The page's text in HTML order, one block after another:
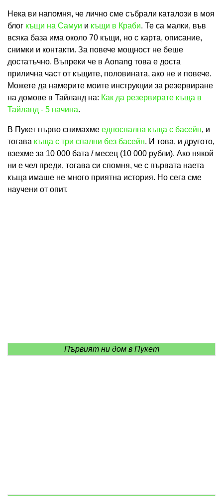
Нека ви напомня, че лично сме събрали каталози в моя
блог къщи на Самуи и къщи в Краби. Те са малки, във
всяка база има около 70 къщи, но с карта, описание,
снимки и контакти. За повече мощност не беше
достатъчно. Въпреки че в Aonang това е доста
прилична част от къщите, половината, ако не и повече.
Можете да намерите моите инструкции за резервиране
на домове в Тайланд на: Как да резервирате къща в
Тайланд - 5 начина.
В Пукет първо снимахме едноспална къща с басейн, и
тогава къща с три спални без басейн. И това, и другото,
взехме за 10 000 бата / месец (10 000 рубли). Ако някой
ни е чел преди, тогава си спомня, че с първата наета
къща имаше не много приятна история. Но сега сме
научени от опит.
Първият ни дом в Пукет